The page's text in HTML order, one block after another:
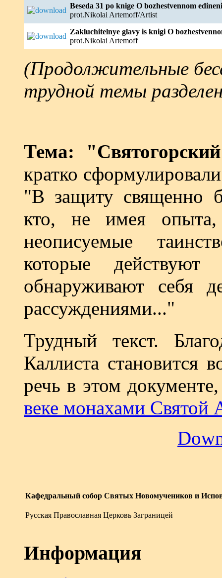
Beseda 31 po knige O bozhestvennom
prot.Nikolai Artemoff/Artist
Zakluchitelnye glavy is knigi O
prot.Nikolai Artemoff
(Продолжительные
трудной темы
Тема:
кратко
"В защиту священно
кто, не имея опыта,
неописуемые
которые
обнаруживают себя
рассуждениями..."
Трудный текст.
Каллиста становится
речь в этом
веке монахами Святой
Кафедральный собор Святых Новомучеников и
Русская Православная Церковь Заграницей
Информация